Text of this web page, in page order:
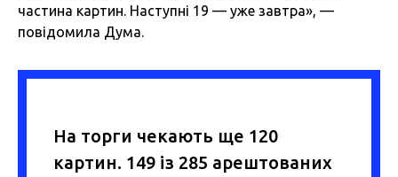
частина картин. Наступні 19 — уже завтра», —
повідомила Дума.
На торги чекають ще 120
картин. 149 із 285 арештованих